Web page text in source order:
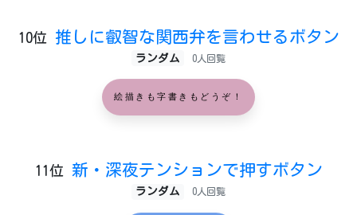
10位 推しに叡智な関西弁を言わせるボタン
ランダム 0人回覧
絵描きも字書きもどうぞ！
11位 新・深夜テンションで押すボタン
ランダム 0人回覧